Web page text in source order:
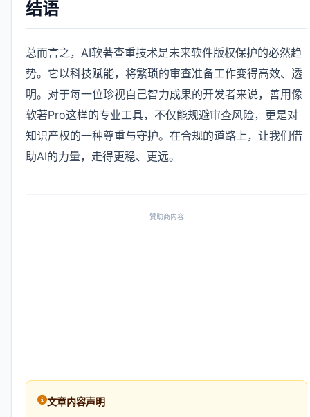
结语
总而言之，AI软著查重技术是未来软件版权保护的必然趋
势。它以科技赋能，将繁琐的审查准备工作变得高效、透
明。对于每一位珍视自己智力成果的开发者来说，善用像
软著Pro这样的专业工具，不仅能规避审查风险，更是对
知识产权的一种尊重与守护。在合规的道路上，让我们借
助AI的力量，走得更稳、更远。
赞助商内容
文章内容声明